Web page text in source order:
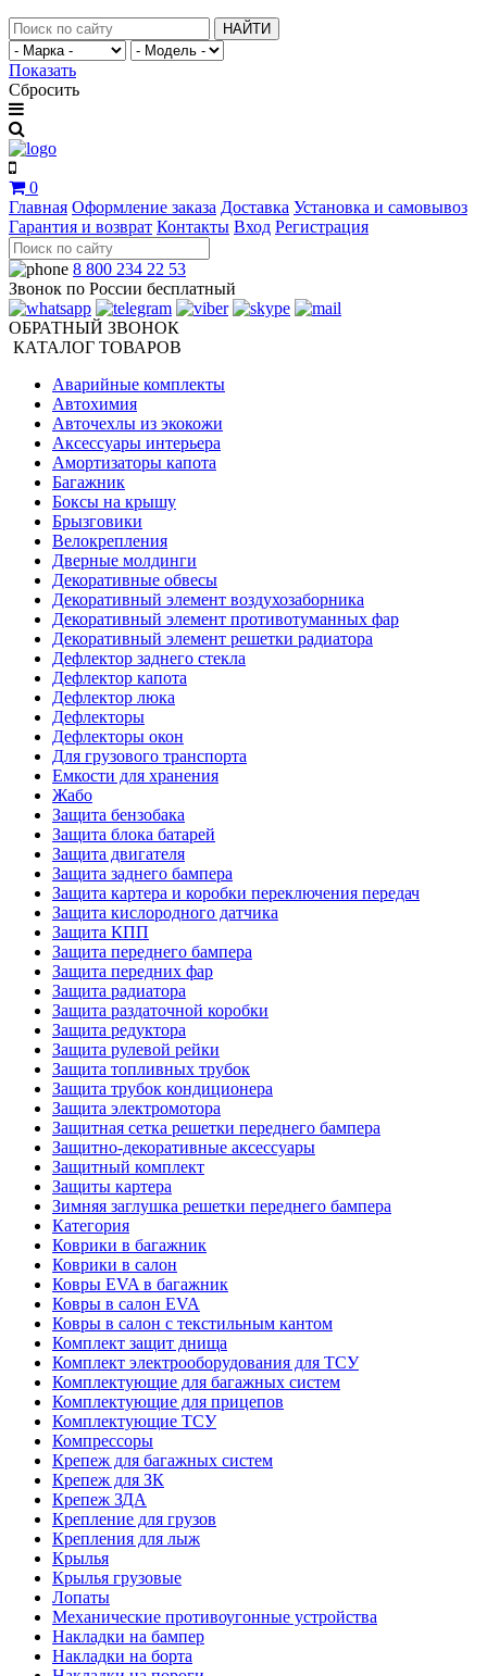
НАЙТИ
Показать
Сбросить
0
Главная Оформление заказа Доставка Установка и самовывоз
Гарантия и возврат Контакты Вход Регистрация
8 800 234 22 53
Звонок по России бесплатный
ОБРАТНЫЙ ЗВОНОК
КАТАЛОГ ТОВАРОВ
Аварийные комплекты
Автохимия
Авточехлы из экокожи
Аксессуары интерьера
Амортизаторы капота
Багажник
Боксы на крышу
Брызговики
Велокрепления
Дверные молдинги
Декоративные обвесы
Декоративный элемент воздухозаборника
Декоративный элемент противотуманных фар
Декоративный элемент решетки радиатора
Дефлектор заднего стекла
Дефлектор капота
Дефлектор люка
Дефлекторы
Дефлекторы окон
Для грузового транспорта
Емкости для хранения
Жабо
Защита бензобака
Защита блока батарей
Защита двигателя
Защита заднего бампера
Защита картера и коробки переключения передач
Защита кислородного датчика
Защита КПП
Защита переднего бампера
Защита передних фар
Защита радиатора
Защита раздаточной коробки
Защита редуктора
Защита рулевой рейки
Защита топливных трубок
Защита трубок кондиционера
Защита электромотора
Защитная сетка решетки переднего бампера
Защитно-декоративные аксессуары
Защитный комплект
Защиты картера
Зимняя заглушка решетки переднего бампера
Категория
Коврики в багажник
Коврики в салон
Ковры EVA в багажник
Ковры в салон EVA
Ковры в салон с текстильным кантом
Комплект защит днища
Комплект электрооборудования для ТСУ
Комплектующие для багажных систем
Комплектующие для прицепов
Комплектующие ТСУ
Компрессоры
Крепеж для багажных систем
Крепеж для ЗК
Крепеж ЗДА
Крепление для грузов
Крепления для лыж
Крылья
Крылья грузовые
Лопаты
Механические противоугонные устройства
Накладки на бампер
Накладки на борта